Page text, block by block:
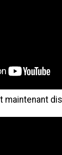
maintenant